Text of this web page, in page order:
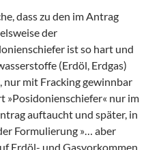
dass zu den im Antrag
der
ist so hart und
(Erdöl, Erdgas)
nur mit Fracking gewinnbar
»Posidonienschiefer« nur im
auftaucht und später, in
Formulierung »… aber
Erdöl- und Gasvorkommen